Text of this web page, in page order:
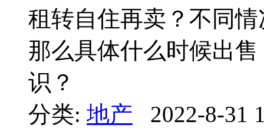
租转自住再卖？不同
那么具体什么时候出
识？
分类: 地产
2022-8-31